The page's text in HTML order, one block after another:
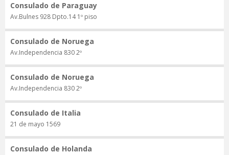
Consulado de Paraguay
Av.Bulnes 928 Dpto.14 1º piso
Consulado de Noruega
Av.Independencia 830 2º
Consulado de Noruega
Av.Independencia 830 2º
Consulado de Italia
21 de mayo 1569
Consulado de Holanda